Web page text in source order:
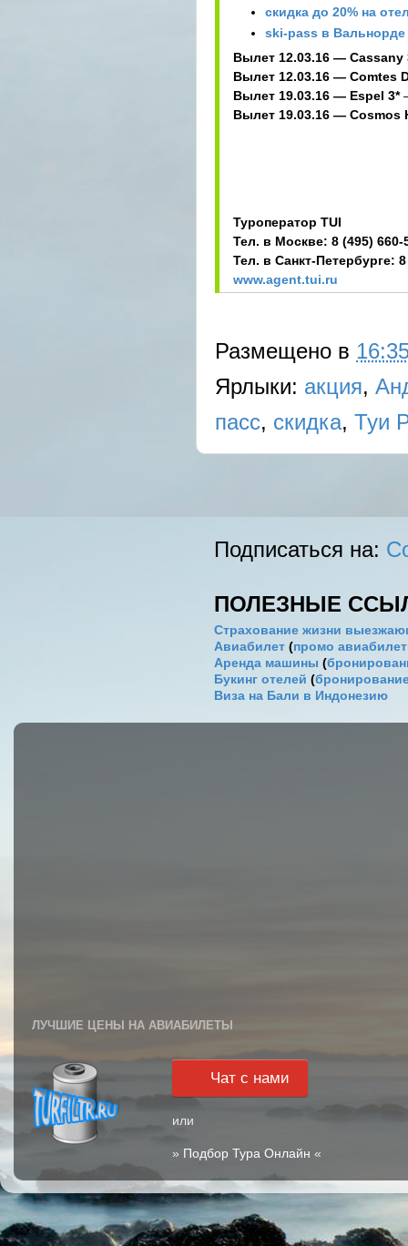
скидка до 20% на
ski-pass в Вальнорде
Вылет 12.03.16 — Cassany
Вылет 12.03.16 — Comtes
Вылет 19.03.16 — Espel 3*
Вылет 19.03.16 — Cosmos
Туроператор TUI
Тел. в Москве: 8 (495) 660-
Тел. в Санкт-Петербурге:
www.agent.tui.ru
Размещено в
Ярлыки: акция,
пасс, скидка, Туи
Подписаться на:
ПОЛЕЗНЫЕ
Страхование жизни
Авиабилет (промо
Аренда машины (
Букинг отелей (
Виза на Бали в Индонезию
ЛУЧШИЕ ЦЕНЫ НА АВИАБИЛЕТЫ
Чат с нами
или
» Подбор Тура Онлайн «